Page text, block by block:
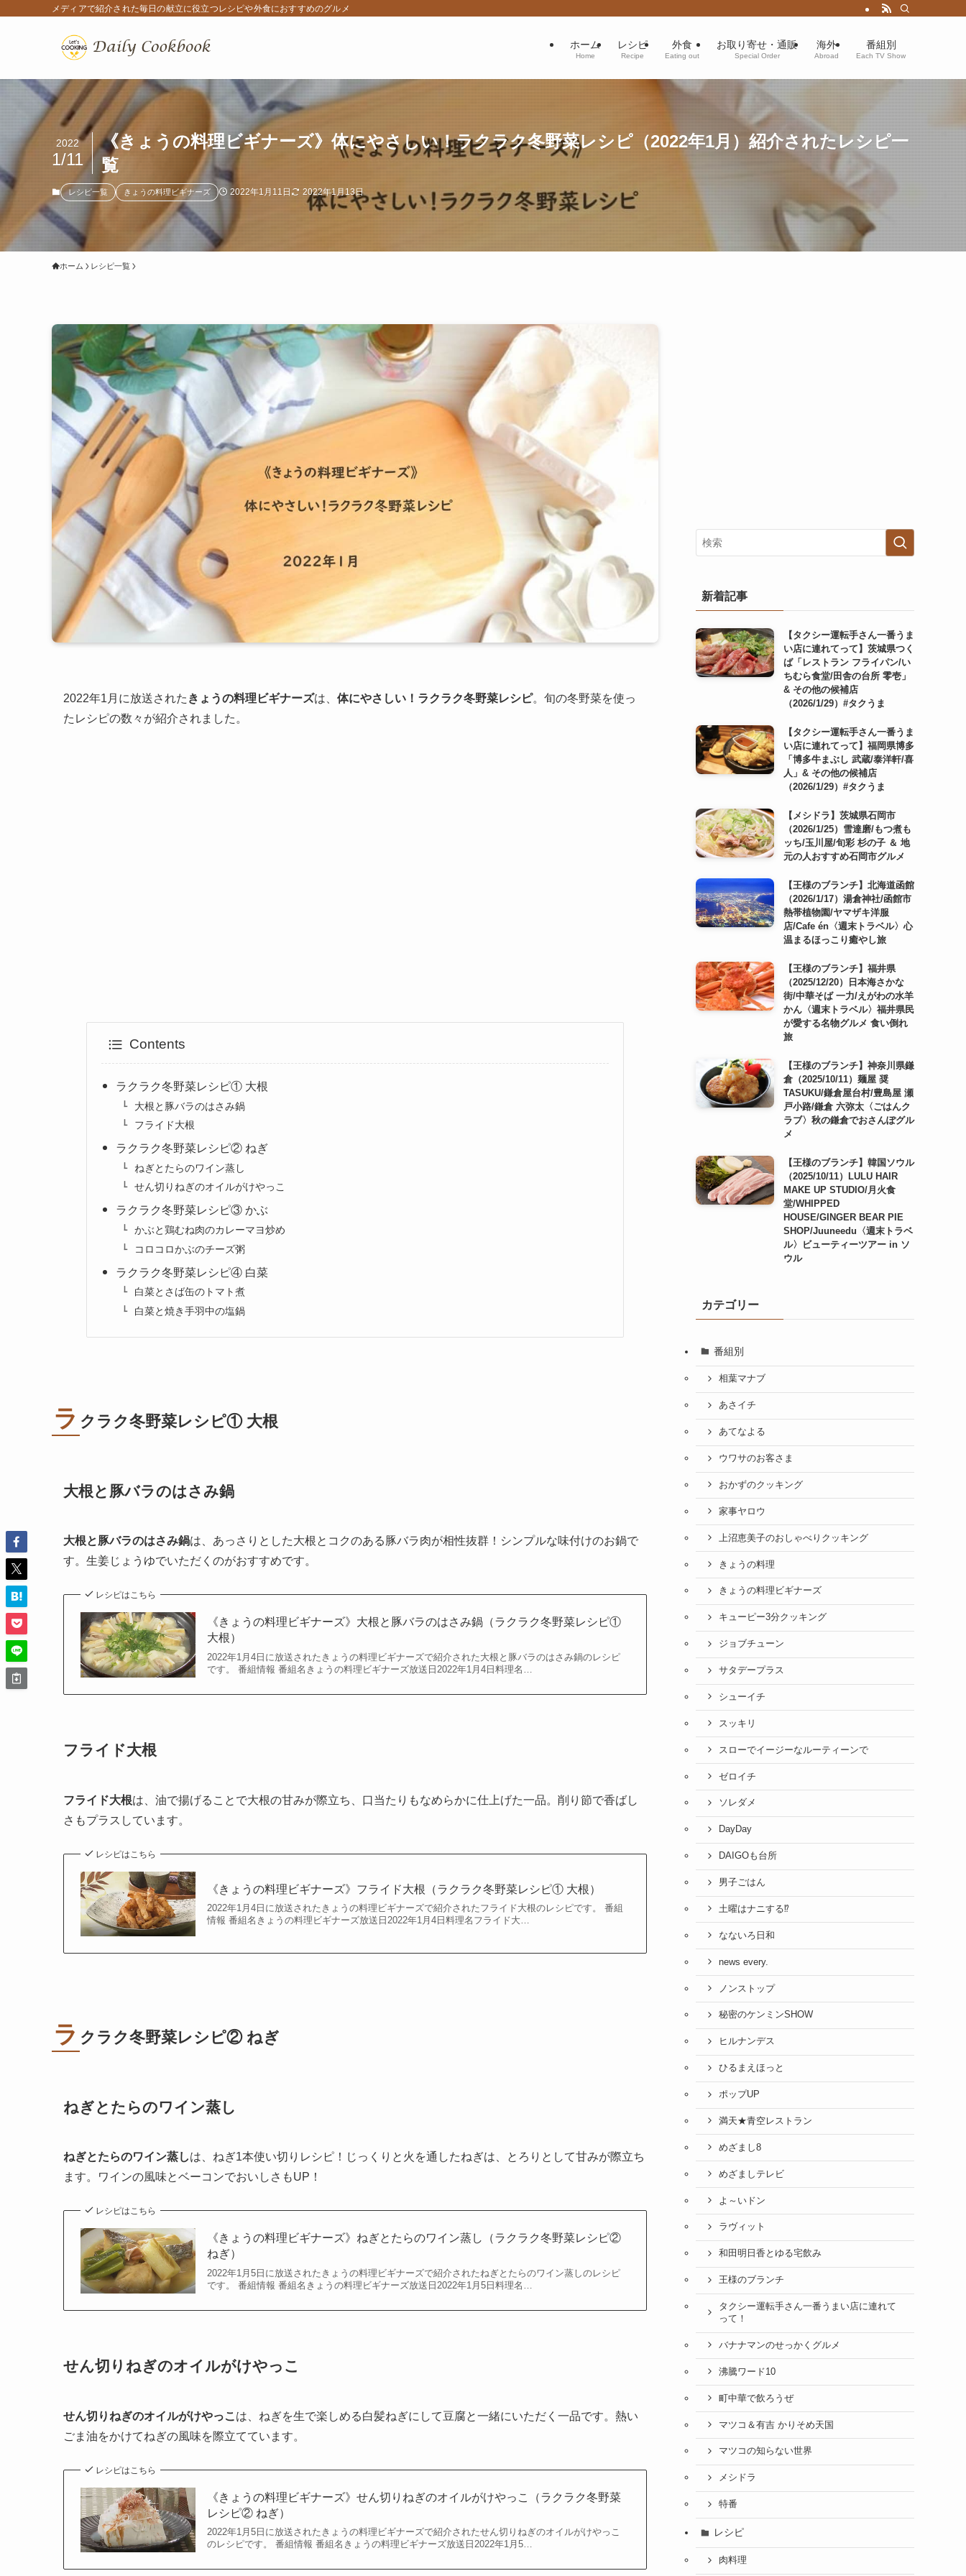
メディアで紹介された毎日の献立に役立つレシピや外食におすすめのグルメ
ホーム
Home
レシピ
Recipe
外食
Eating out
お取り寄せ・通販
Special Order
海外
Abroad
番組別
Each TV Show
《きょうの料理ビギナーズ》体にやさしい！ラクラク冬野菜レシピ（2022年1月）紹介されたレシピ一
覧
2022
1/11
レシピ一覧 きょうの料理ビギナーズ 2022年1月11日 2022年1月13日
ホーム レシピ一覧
2022年1月に放送された きょうの料理ビギナーズは、 体にやさしい！ラクラク冬野菜レシピ。旬の冬野菜を使っ
たレシピの数々が紹介されました。
Contents
ラクラク冬野菜レシピ① 大根
大根と豚バラのはさみ鍋
フライド大根
ラクラク冬野菜レシピ② ねぎ
ねぎとたらのワイン蒸し
せん切りねぎのオイルがけやっこ
ラクラク冬野菜レシピ③ かぶ
かぶと鶏むね肉のカレーマヨ炒め
コロコロかぶのチーズ粥
ラクラク冬野菜レシピ④ 白菜
白菜とさば缶のトマト煮
白菜と焼き手羽中の塩鍋
ラ クラク冬野菜レシピ① 大根
大根と豚バラのはさみ鍋
大根と豚バラのはさみ鍋は、あっさりとした大根とコクのある豚バラ肉が相性抜群！シンプルな味付けのお鍋で
す。生姜じょうゆでいただくのがおすすめです。
レシピはこちら
《きょうの料理ビギナーズ》大根と豚バラのはさみ鍋（ラクラク冬野菜レシピ①
大根）
2022年1月4日に放送されたきょうの料理ビギナーズで紹介された大根と豚バラのはさみ鍋のレシピ
です。 番組情報 番組名きょうの料理ビギナーズ放送日2022年1月4日料理名…
フライド大根
フライド大根は、油で揚げることで大根の甘みが際立ち、口当たりもなめらかに仕上げた一品。削り節で香ばし
さもプラスしています。
レシピはこちら
《きょうの料理ビギナーズ》フライド大根（ラクラク冬野菜レシピ① 大根）
2022年1月4日に放送されたきょうの料理ビギナーズで紹介されたフライド大根のレシピです。 番組
情報 番組名きょうの料理ビギナーズ放送日2022年1月4日料理名フライド大…
ラ クラク冬野菜レシピ② ねぎ
ねぎとたらのワイン蒸し
ねぎとたらのワイン蒸しは、ねぎ1本使い切りレシピ！じっくりと火を通したねぎは、とろりとして甘みが際立ち
ます。ワインの風味とベーコンでおいしさもUP！
レシピはこちら
《きょうの料理ビギナーズ》ねぎとたらのワイン蒸し（ラクラク冬野菜レシピ②
ねぎ）
2022年1月5日に放送されたきょうの料理ビギナーズで紹介されたねぎとたらのワイン蒸しのレシピ
です。 番組情報 番組名きょうの料理ビギナーズ放送日2022年1月5日料理名…
せん切りねぎのオイルがけやっこ
せん切りねぎのオイルがけやっこ は、ねぎを生で楽しめる白髪ねぎにして豆腐と一緒にいただく一品です。熱い
ごま油をかけてねぎの風味を際立てています。
レシピはこちら
《きょうの料理ビギナーズ》せん切りねぎのオイルがけやっこ（ラクラク冬野菜
レシピ② ねぎ）
2022年1月5日に放送されたきょうの料理ビギナーズで紹介されたせん切りねぎのオイルがけやっこ
のレシピです。 番組情報 番組名きょうの料理ビギナーズ放送日2022年1月5…
新着記事
【タクシー運転手さん一番うま
い店に連れてって】茨城県つく
ば「レストラン フライパン/い
ちむら食堂/田舎の台所 零壱」
& その他の候補店
（2026/1/29）#タクうま
【タクシー運転手さん一番うま
い店に連れてって】福岡県博多
「博多牛まぶし 武蔵/泰洋軒/喜
人」& その他の候補店
（2026/1/29）#タクうま
【メシドラ】茨城県石岡市
（2026/1/25）雪達磨/もつ煮も
ッち/玉川屋/旬彩 杉の子 ＆ 地
元の人おすすめ石岡市グルメ
【王様のブランチ】北海道函館
（2026/1/17）湯倉神社/函館市
熱帯植物園/ヤマザキ洋服
店/Cafe én〈週末トラベル〉心
温まるほっこり癒やし旅
【王様のブランチ】福井県
（2025/12/20）日本海さかな
街/中華そば 一力/えがわの水羊
かん〈週末トラベル〉福井県民
が愛する名物グルメ 食い倒れ
旅
【王様のブランチ】神奈川県鎌
倉（2025/10/11）麺屋 奨
TASUKU/鎌倉屋台村/豊島屋 瀬
戸小路/鎌倉 六弥太〈ごはんク
ラブ〉秋の鎌倉でおさんぽグル
メ
【王様のブランチ】韓国ソウル
（2025/10/11）LULU HAIR
MAKE UP STUDIO/月火食
堂/WHIPPED
HOUSE/GINGER BEAR PIE
SHOP/Juuneedu〈週末トラベ
ル〉ビューティーツアー in ソ
ウル
カテゴリー
番組別
相葉マナブ
あさイチ
あてなよる
ウワサのお客さま
おかずのクッキング
家事ヤロウ
上沼恵美子のおしゃべりクッキング
きょうの料理
きょうの料理ビギナーズ
キューピー3分クッキング
ジョブチューン
サタデープラス
シューイチ
スッキリ
スローでイージーなルーティーンで
ゼロイチ
ソレダメ
DayDay
DAIGOも台所
男子ごはん
土曜はナニする⁉
なないろ日和
news every.
ノンストップ
秘密のケンミンSHOW
ヒルナンデス
ひるまえほっと
ポップUP
満天★青空レストラン
めざまし8
めざましテレビ
よ～いドン
ラヴィット
和田明日香とゆる宅飲み
王様のブランチ
タクシー運転手さん一番うまい店に連れて
って！
バナナマンのせっかくグルメ
沸騰ワード10
町中華で飲ろうぜ
マツコ＆有吉 かりそめ天国
マツコの知らない世界
メシドラ
特番
レシピ
肉料理